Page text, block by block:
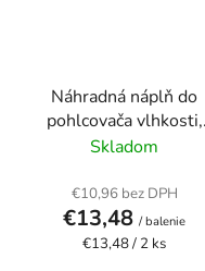
Náhradná náplň do
pohlcovača vlhkosti,
HENKEL "Stop Vlhkosti
vodopádov
Skladom
€10,96 bez DPH
€13,48 / balenie
Jednotková
€13,48 / 2 ks